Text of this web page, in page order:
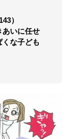
）
あいに任せ
くな子ども